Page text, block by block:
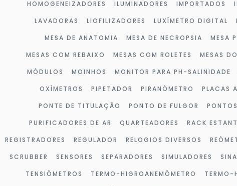
HOMOGENEIZADORES
ILUMINADORES IMPORTADOS
LAVADORAS
LIOFILIZADORES LUXÍMETRO DIGITAL
MESA DE ANATOMIA
MESA DE NECROPSIA MESA
MESAS COM REBAIXO
MESAS COM ROLETES MESAS
MÓDULOS
MOINHOS MONITOR PARA PH-SALINIDADE
OXÍMETROS
PIPETADOR PIRANÔMETRO PLACAS
PONTE DE TITULAÇÃO
PONTO DE FULGOR
PURIFICADORES DE AR
QUARTEADORES RACK
REGISTRADORES
REGULADOR RELOGIOS DIVERSOS
SCRUBBER
SENSORES SEPARADORES SIMULADORES
TENSIÔMETROS
TERMO-HIGROANEMÔMETRO TERMO-